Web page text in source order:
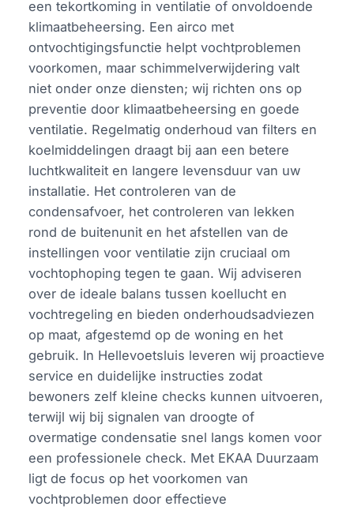
een tekortkoming in ventilatie of onvoldoende
klimaatbeheersing. Een airco met
ontvochtigingsfunctie helpt vochtproblemen
voorkomen, maar schimmelverwijdering valt
niet onder onze diensten; wij richten ons op
preventie door klimaatbeheersing en goede
ventilatie. Regelmatig onderhoud van filters en
koelmiddelingen draagt bij aan een betere
luchtkwaliteit en langere levensduur van uw
installatie. Het controleren van de
condensafvoer, het controleren van lekken
rond de buitenunit en het afstellen van de
instellingen voor ventilatie zijn cruciaal om
vochtophoping tegen te gaan. Wij adviseren
over de ideale balans tussen koellucht en
vochtregeling en bieden onderhoudsadviezen
op maat, afgestemd op de woning en het
gebruik. In Hellevoetsluis leveren wij proactieve
service en duidelijke instructies zodat
bewoners zelf kleine checks kunnen uitvoeren,
terwijl wij bij signalen van droogte of
overmatige condensatie snel langs komen voor
een professionele check. Met EKAA Duurzaam
ligt de focus op het voorkomen van
vochtproblemen door effectieve